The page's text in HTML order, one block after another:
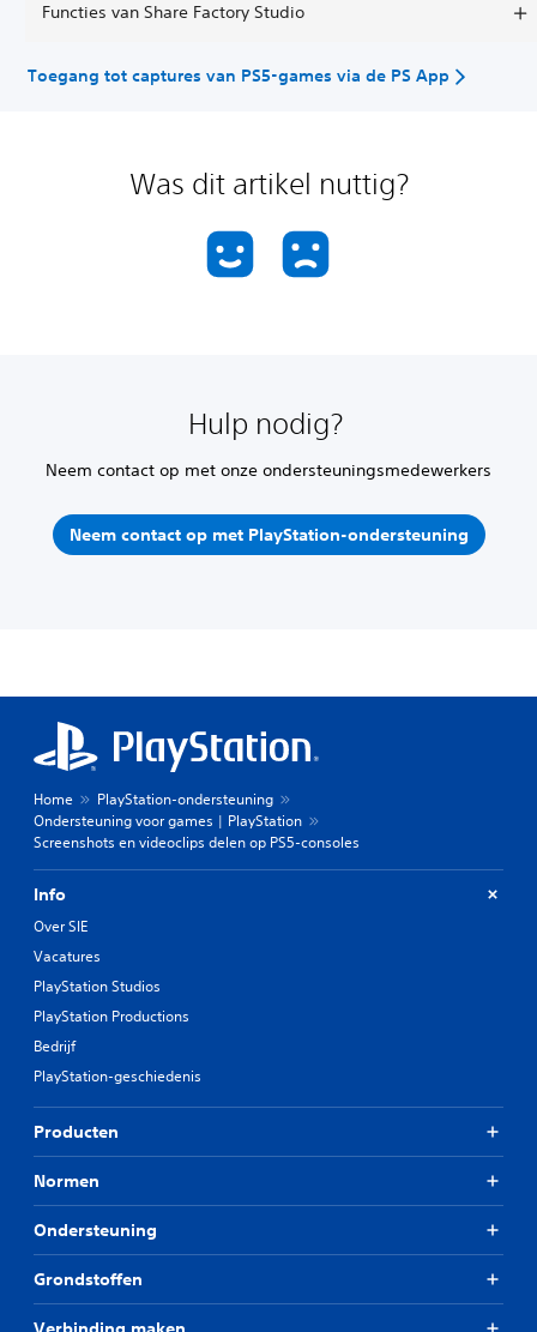
Functies van Share Factory Studio
Toegang tot captures van PS5-games via de PS App
Was dit artikel nuttig?
Hulp nodig?
Neem contact op met onze ondersteuningsmedewerkers
Neem contact op met PlayStation-ondersteuning
Home
PlayStation-ondersteuning
Ondersteuning voor games | PlayStation
Screenshots en videoclips delen op PS5-consoles
Info
Over SIE
Vacatures
PlayStation Studios
PlayStation Productions
Bedrijf
PlayStation-geschiedenis
Producten
Normen
Ondersteuning
Grondstoffen